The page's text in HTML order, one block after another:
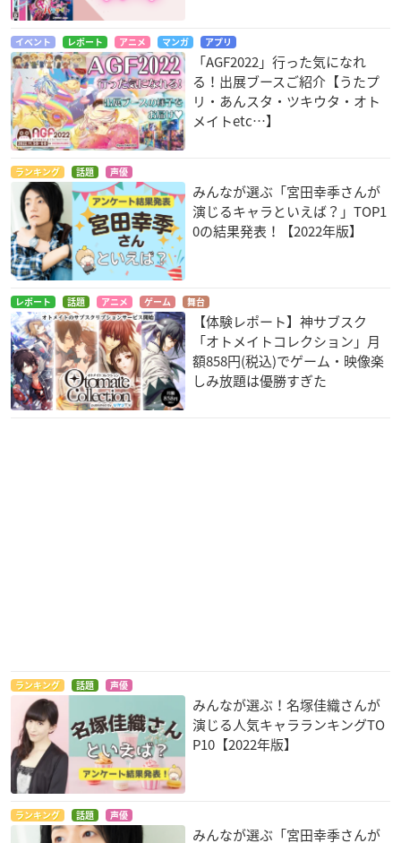
イベント レポート アニメ マンガ アプリ
「AGF2022」行った気になれ
る！出展ブースご紹介【うたプ
リ・あんスタ・ツキウタ・オト
メイトetc…】
ランキング 話題 声優
みんなが選ぶ「宮田幸季さんが
演じるキャラといえば？」TOP1
0の結果発表！【2022年版】
レポート 話題 アニメ ゲーム 舞台
【体験レポート】神サブスク
「オトメイトコレクション」月
額858円(税込)でゲーム・映像楽
しみ放題は優勝すぎた
ランキング 話題 声優
みんなが選ぶ！名塚佳織さんが
演じる人気キャラランキングTO
P10【2022年版】
ランキング 話題 声優
みんなが選ぶ「宮田幸季さんが